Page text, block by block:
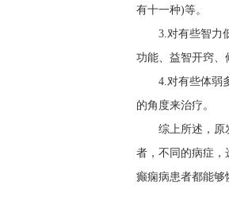
有十一种)等。
3.对有些智力
功能、益智开窍、
4.对有些体弱
的角度来治疗。
综上所述，原
者，不同的病症，
癫痫病患者都能够